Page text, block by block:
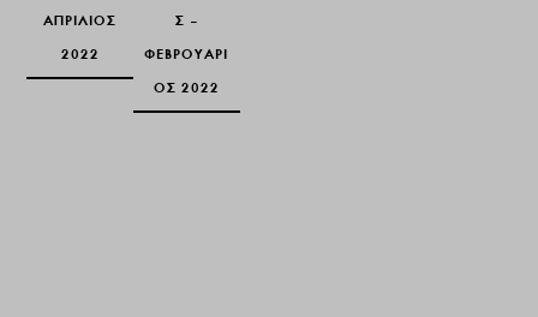
ΑΠΡΊΛΙΟΣ
2022
Σ –
ΦΕΒΡΟΥΆΡΙ
ΟΣ 2022